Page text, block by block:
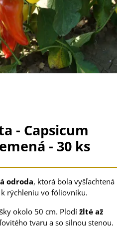
- Capsicum
- 30 ks
odroda, ktorá bola vyšľachtená
rýchleniu vo fóliovníku.
okolo 50 cm. Plodí žlté až
tvaru a so silnou stenou.